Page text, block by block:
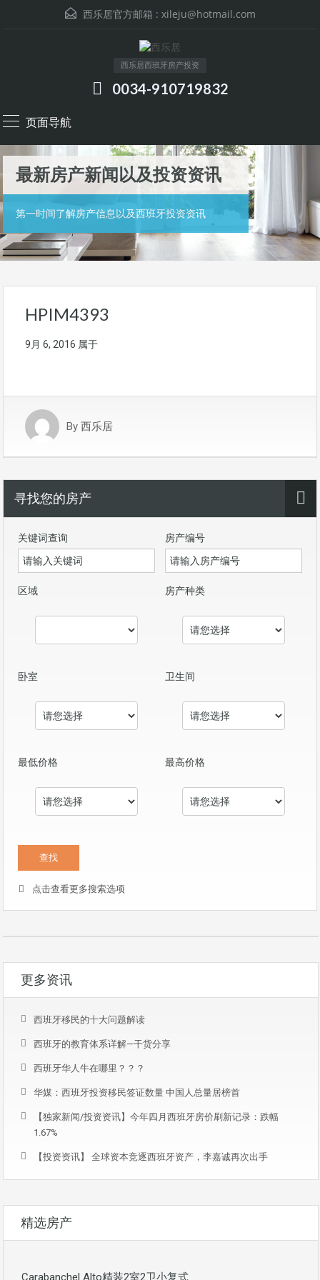
西乐居官方邮箱 : xileju@hotmail.com
西乐居西班牙房产投资
0034-910719832
页面导航
最新房产新闻以及投资资讯
第一时间了解房产信息以及西班牙投资资讯
HPIM4393
9月 6, 2016 属于
By 西乐居
寻找您的房产
关键词查询 房产编号
区域 房产种类
卧室 卫生间
最低价格 最高价格
点击查看更多搜索选项
更多资讯
西班牙移民的十大问题解读
西班牙的教育体系详解—干货分享
西班牙华人牛在哪里？？？
华媒：西班牙投资移民签证数量 中国人总量居榜首
【独家新闻/投资资讯】今年四月西班牙房价刷新记录：跌幅
1.67%
【投资资讯】 全球资本竞逐西班牙资产，李嘉诚再次出手
精选房产
Carabanchel Alto精装2室2卫小复式